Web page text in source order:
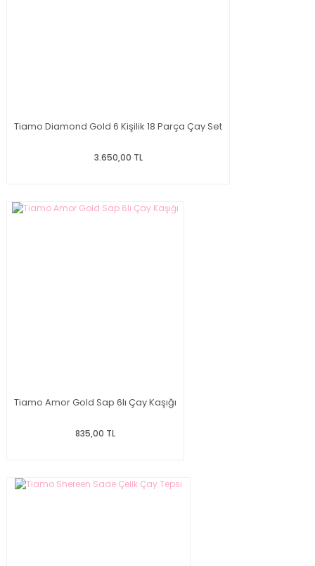
Tiamo Diamond Gold 6 Kişilik 18 Parça Çay Set
3.650,00 TL
Tiamo Amor Gold Sap 6lı Çay Kaşığı
835,00 TL